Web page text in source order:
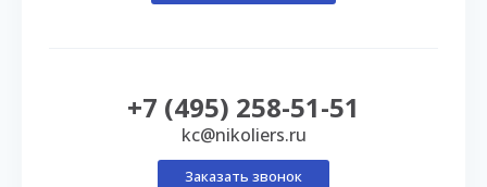
+7 (495) 258-51-51
kc@nikoliers.ru
Заказать звонок